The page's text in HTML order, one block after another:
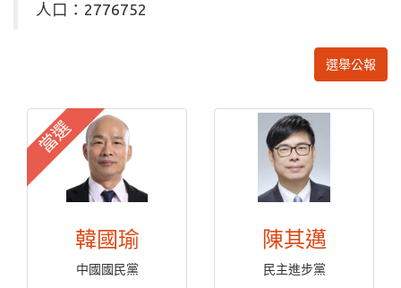
人口：2776752
選舉公報
當選
韓國瑜
中國國民黨
陳其邁
民主進步黨